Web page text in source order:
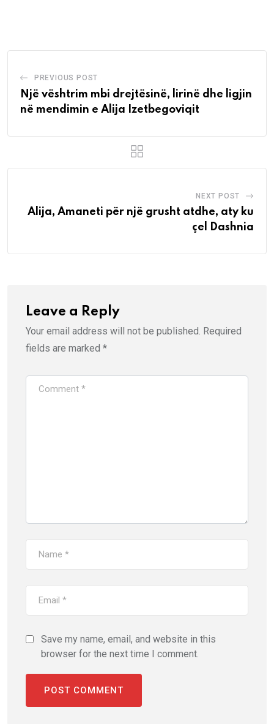
PREVIOUS POST
Një vështrim mbi drejtësinë, lirinë dhe ligjin
në mendimin e Alija Izetbegoviqit
NEXT POST
Alija, Amaneti për një grusht atdhe, aty ku
çel Dashnia
Leave a Reply
Your email address will not be published. Required
fields are marked *
Save my name, email, and website in this
browser for the next time I comment.